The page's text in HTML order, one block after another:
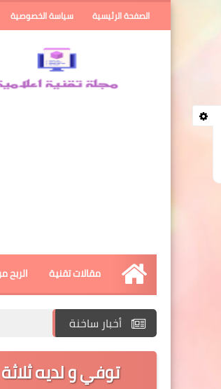
الصفحة الرئيسية سياسة الخصوصية
الرئيسية
مقالات تقنية الربح
أخبار ساخنة
توفي و لديه